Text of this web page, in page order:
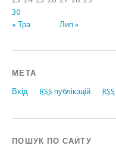
« Тра Лип »
30
МЕТА
Вхід RSS публікацій RSS
ПОШУК ПО САЙТУ